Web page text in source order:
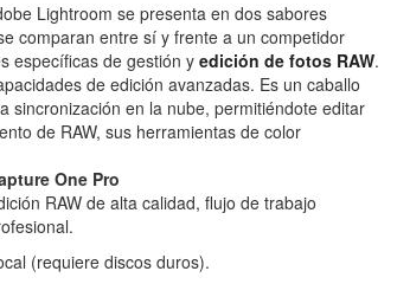
Lightroom se presenta en dos sabores
comparan entre sí y frente a un competidor
específicas de gestión y edición de fotos RAW.
de edición avanzadas. Es un caballo
sincronización en la nube, permitiéndote editar
de RAW, sus herramientas de color
One Pro
RAW de alta calidad, flujo de trabajo
(requiere discos duros).